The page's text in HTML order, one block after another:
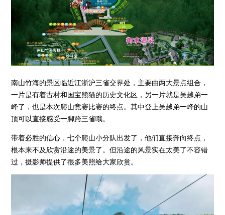
南山竹海的景区临近江浙沪三省交界处，主要由两大景点组合，
一片是有着古村和国宝熊猫的历史文化区，另一片就是吴越弟一
峰了，也是本次爬山竞赛比赛的终点。其中登上吴越弟一峰的山
顶可以直接感受一脚跨三省哦。
带着必胜的信心，七个爬山小分队出发了，他们直接奔向终点，
根本来不及欣赏沿途的美景了。但沿途的风景实在太美了不容错
过，摄影师提供了很多美照给大家欣赏。